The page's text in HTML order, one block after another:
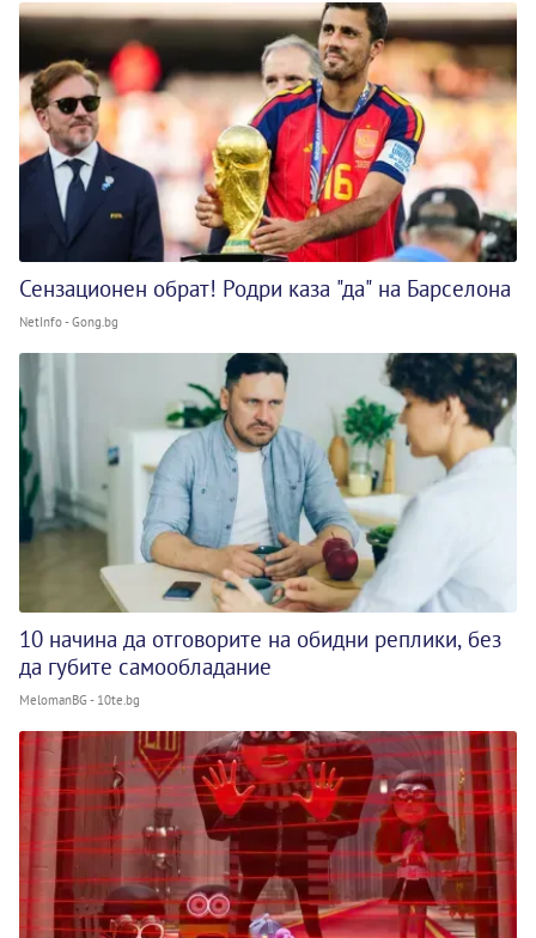
Сензационен обрат! Родри каза "да" на Барселона
NetInfo - Gong.bg
10 начина да отговорите на обидни реплики, без
да губите самообладание
MelomanBG - 10te.bg